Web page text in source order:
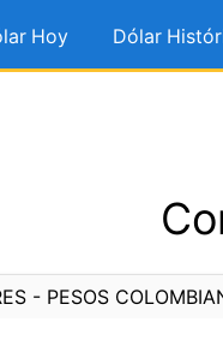
Hoy Dólar
- PESOS